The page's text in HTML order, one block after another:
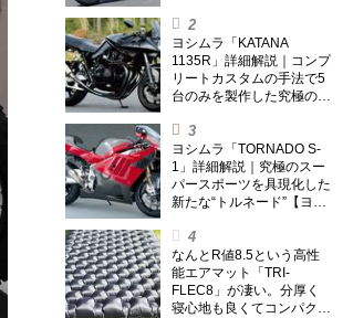
ヨシムラ「KATANA
1135R」詳細解説｜コンプ
リートカスタムの手法で5
台のみを製作した究極の銘
ヨシムラ「TORNADO S-
1」詳細解説｜究極のスー
パースポーツを具現化した
新たな“トルネード”【ヨシ
なんとR値8.5という高性
能エアマット「TRI-
FLEC8」が凄い。分厚く
寝心地も良くてコンパクト